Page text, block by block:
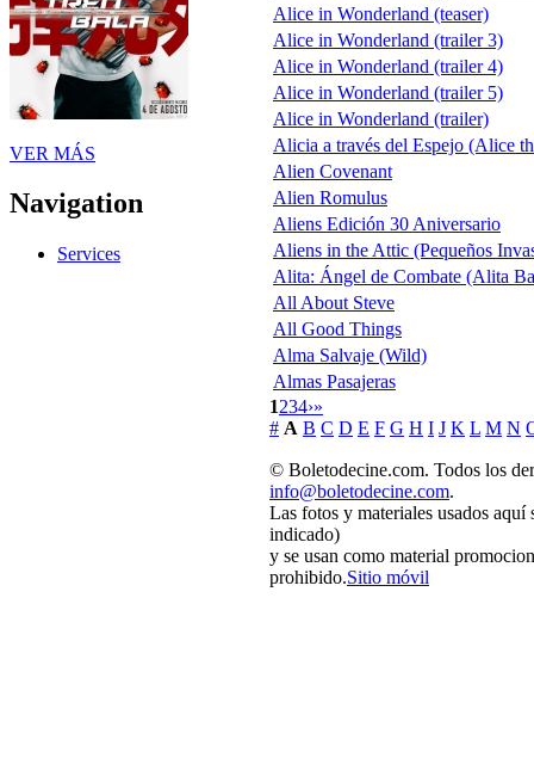
VER MÁS
Navigation
Services
Alice in Wonderland (teaser)
Alice in Wonderland (trailer 3)
Alice in Wonderland (trailer 4)
Alice in Wonderland (trailer 5)
Alice in Wonderland (trailer)
Alicia a través del Espejo (Alice
Alien Covenant
Alien Romulus
Aliens Edición 30 Aniversario
Aliens in the Attic (Pequeños
Alita: Ángel de Combate (Alita
All About Steve
All Good Things
Alma Salvaje (Wild)
Almas Pasajeras
1234›»
# A B C D E F G H I J K L M N
© Boletodecine.com. Todos los
info@boletodecine.com.
Las fotos y materiales usados
indicado)
y se usan como material
prohibido.Sitio móvil